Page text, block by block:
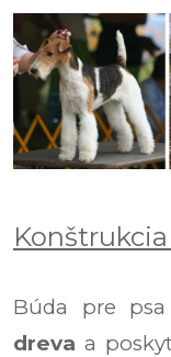
Búda pre
dreva a